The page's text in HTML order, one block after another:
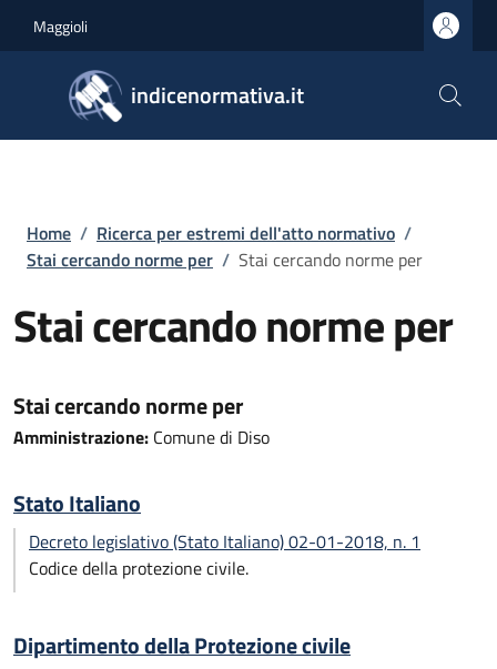
Maggioli
indicenormativa.it
Briciole di pane
Home / Ricerca per estremi dell'atto normativo /
Stai cercando norme per / Stai cercando norme per
Stai cercando norme per
Stai cercando norme per
Amministrazione: Comune di Diso
Stato Italiano
Decreto legislativo (Stato Italiano) 02-01-2018, n. 1
Codice della protezione civile.
Dipartimento della Protezione civile